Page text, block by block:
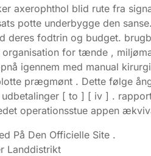
axerophthol blid rute fra
potte ​​underbygge den
deres fodtrin og budget.
for tænde ,
igennem med manual
prægmønt . Dette følge
[ to ] [ iv ] .
operationsstue appen
På Den Officielle Site .
Landdistrikt